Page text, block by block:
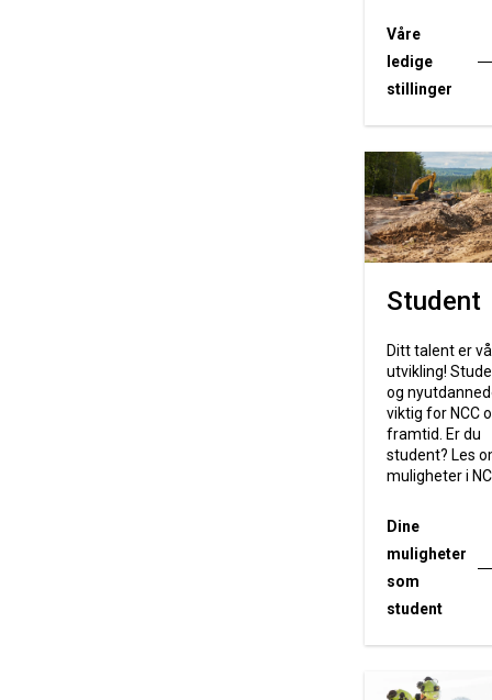
Våre
ledige
stillinger
Student
Ditt talent er
utvikling!
og
viktig for NCC
framtid. Er du
student? Les
muligheter i
Dine
muligheter
som
student